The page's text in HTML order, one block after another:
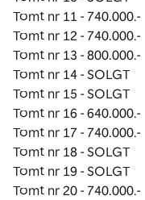
Tomt nr 11 - 740.000.-
Tomt nr 12 - 740.000.-
Tomt nr 13 - 800.000.-
Tomt nr 14 - SOLGT
Tomt nr 15 - SOLGT
Tomt nr 16 - 640.000.-
Tomt nr 17 - 740.000.-
Tomt nr 18 - SOLGT
Tomt nr 19 - SOLGT
Tomt nr 20 - 740.000.-